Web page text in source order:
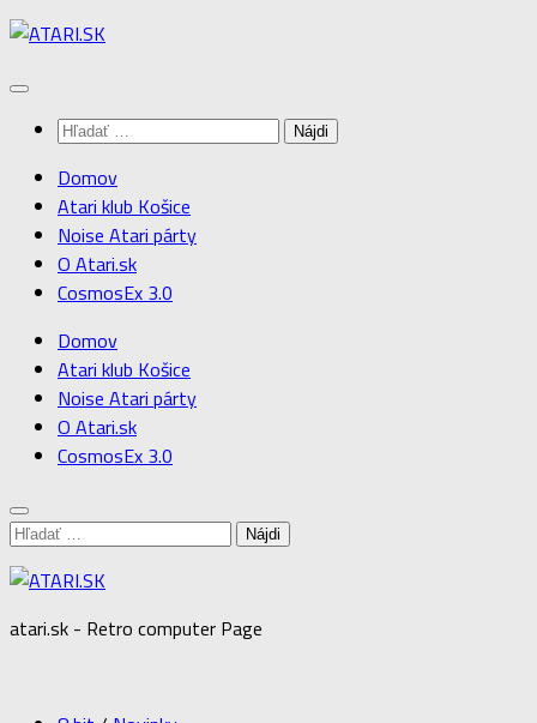
Preskočiť
obsah
Hľadať:
Domov
Atari klub Košice
Noise Atari párty
O Atari.sk
CosmosEx 3.0
Domov
Atari klub Košice
Noise Atari párty
O Atari.sk
CosmosEx 3.0
Hľadať:
atari.sk - Retro computer Page